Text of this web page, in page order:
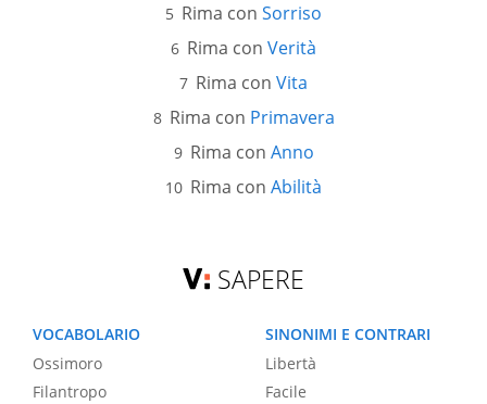
Rima con Sorriso
Rima con Verità
Rima con Vita
Rima con Primavera
Rima con Anno
Rima con Abilità
SAPERE
VOCABOLARIO
Ossimoro
Filantropo
SINONIMI E CONTRARI
Libertà
Facile